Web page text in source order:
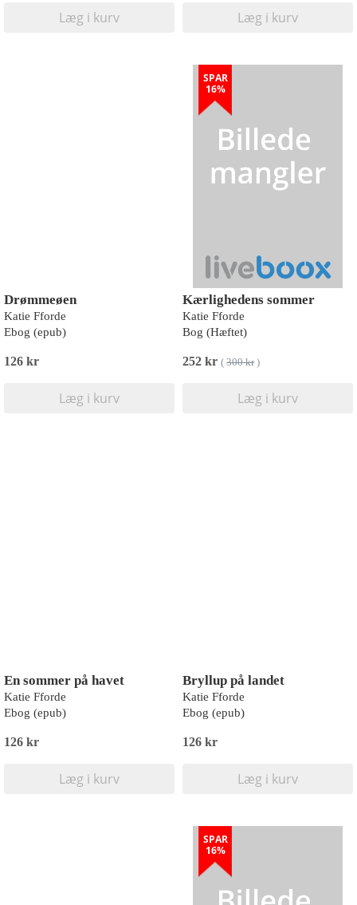
Læg i kurv Læg i kurv
Drømmeøen
Katie Fforde
Ebog (epub)
126 kr
Læg i kurv
SPAR
16%
Kærlighedens sommer
Katie Fforde
Bog (Hæftet)
252 kr ( 300 kr)
Læg i kurv
En sommer på havet
Katie Fforde
Ebog (epub)
126 kr
Læg i kurv
Bryllup på landet
Katie Fforde
Ebog (epub)
126 kr
Læg i kurv
SPAR
16%